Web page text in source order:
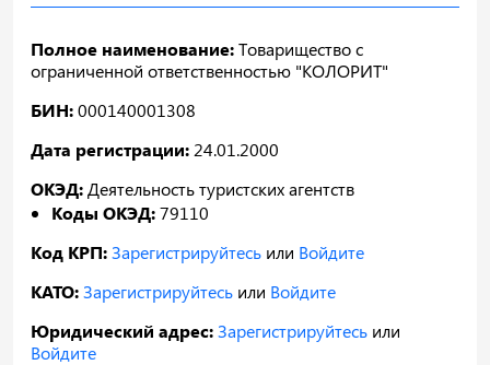
Полное наименование:Товарищество с
ограниченной ответственностью "КОЛОРИТ"
БИН:000140001308
Дата регистрации: 24.01.2000
ОКЭД:Деятельность туристских агентств
Коды ОКЭД:79110
Код КРП:Зарегистрируйтесь или Войдите
КАТО:Зарегистрируйтесь или Войдите
Юридический адрес:Зарегистрируйтесь или
Войдите